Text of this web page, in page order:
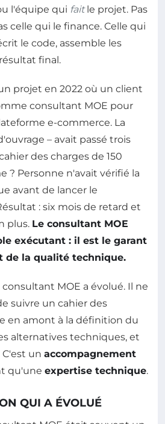
l'équipe qui faitle projet. Pas
celle qui le finance. Celle qui
le code, assemble les
final.
projet en 2022 où un client
consultant MOE pour
e-commerce. La
– avait passé trois
des charges de 150
? Personne n'avait vérifié la
avant de lancer le
: six mois de retard et
plus. Le consultant MOE
exécutant : il est le garant
de la qualité technique.
consultant MOE a évolué. Il ne
suivre un cahier des
en amont à la définition du
alternatives techniques, et
un accompagnement
qu'une expertise technique.
QUI A ÉVOLUÉ